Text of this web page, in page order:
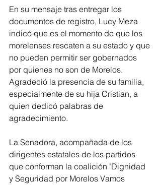
En su mensaje tras entregar los
documentos de registro, Lucy Meza
indicó que es el momento de que los
morelenses rescaten a su estado y que
no pueden permitir ser gobernados
por quienes no son de Morelos.
Agradeció la presencia de su familia,
especialmente de su hija Cristian, a
quien dedicó palabras de
agradecimiento.
La Senadora, acompañada de los
dirigentes estatales de los partidos
que conforman la coalición "Dignidad
y Seguridad por Morelos Vamos